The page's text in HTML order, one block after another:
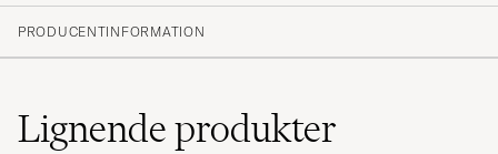
PRODUCENTINFORMATION
Lignendeprodukter